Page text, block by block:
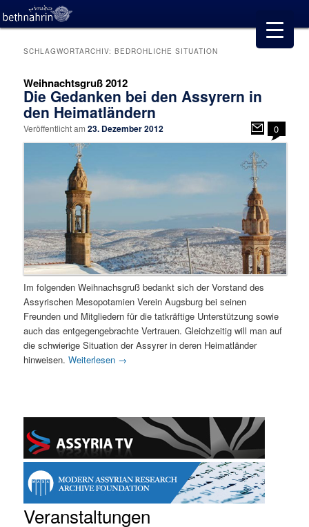
SCHLAGWORTARCHIV:BEDROHLICHE SITUATION
Weihnachtsgruß 2012
Die Gedanken bei den Assyrern in
den Heimatländern
Veröffentlicht am23. Dezember 2012 0
Im folgenden Weihnachsgruß bedankt sich der Vorstand des
Assyrischen Mesopotamien Verein Augsburg bei seinen
Freunden und Mitgliedern für die tatkräftige Unterstützung sowie
auch das entgegengebrachte Vertrauen. Gleichzeitig will man auf
die schwierige Situation der Assyrer in deren Heimatländer
hinweisen.Weiterlesen →
Veranstaltungen